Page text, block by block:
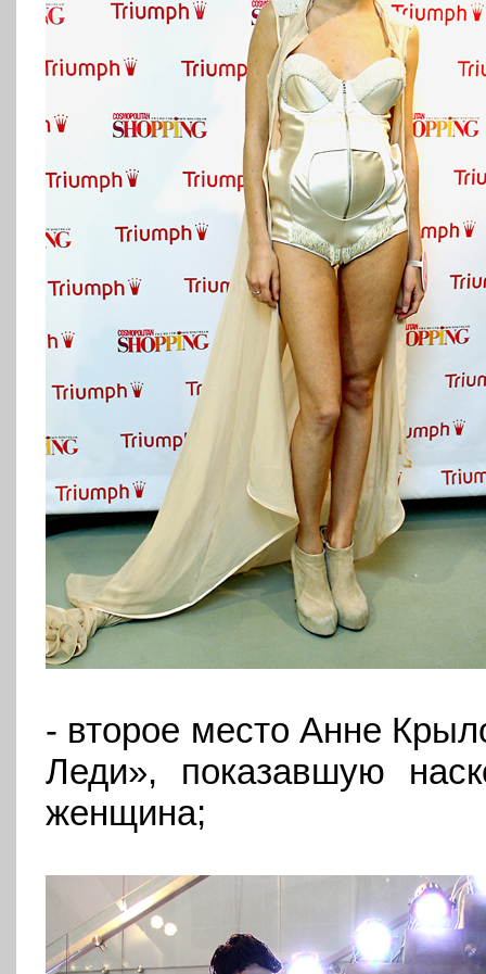
- второе место Анне
Леди», показавшую
женщина;